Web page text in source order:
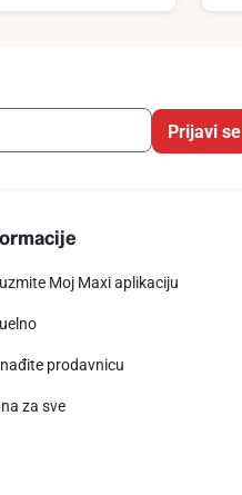
Prijavi se
Moj Maxi aplikaciju
prodavnicu
za sve